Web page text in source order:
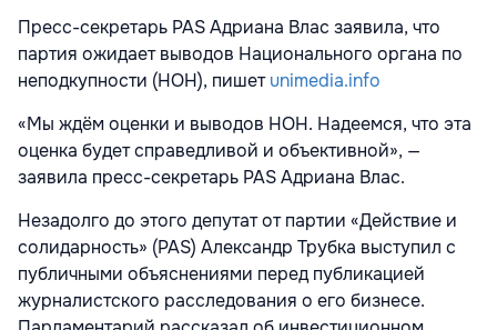
Пресс-секретарь PAS Адриана Влас заявила, что
партия ожидает выводов Национального органа по
неподкупности (НОН), пишетunimedia.info
«Мы ждём оценки и выводов НОН. Надеемся, что эта
оценка будет справедливой и объективной», —
заявила пресс-секретарь PAS Адриана Влас.
Незадолго до этого депутат от партии «Действие и
солидарность» (PAS) Александр Трубка выступил с
публичными объяснениями перед публикацией
журналистского расследования о его бизнесе.